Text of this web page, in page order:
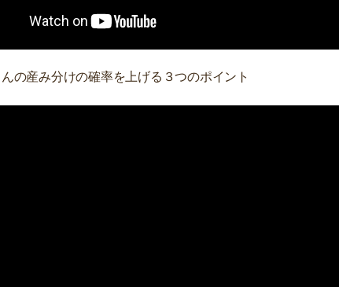
産み分けの確率を上げる３つのポイント